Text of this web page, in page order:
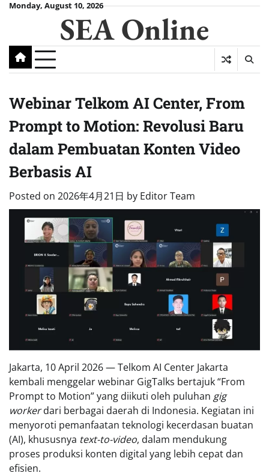
SkipMonday, August 10, 2026
SEA Online
Webinar Telkom AI Center, From
Prompt to Motion: Revolusi Baru
dalam Pembuatan Konten Video
Berbasis AI
Posted on 2026年4月21日 by Editor Team
Jakarta, 10 April 2026 — Telkom AI Center Jakarta
kembali menggelar webinar GigTalks bertajuk “From
Prompt to Motion” yang diikuti oleh puluhan gig
workerdari berbagai daerah di Indonesia. Kegiatan ini
menyoroti pemanfaatan teknologi kecerdasan buatan
(AI), khususnya text-to-video, dalam mendukung
proses produksi konten digital yang lebih cepat dan
efisien.